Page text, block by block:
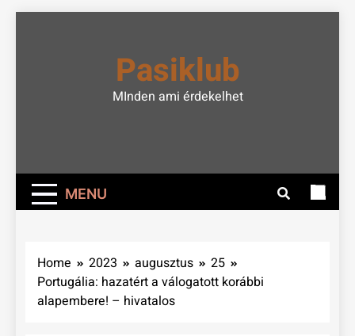
Pasiklub
MInden ami érdekelhet
MENU
Home 2023 augusztus
25
Portugália: hazatért a válogatott korábbi
alapembere! – hivatalos